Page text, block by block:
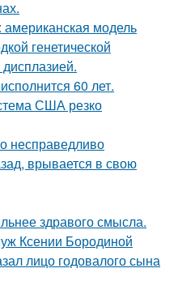
модель
генетической
60 лет.
США резко
несправедливо
врывается в свою
здравого смысла.
Ксении Бородиной
лицо годовалого сына